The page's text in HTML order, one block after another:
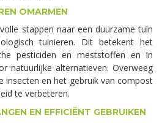
OMARMEN
stappen naar een duurzame tuin
tuinieren. Dit betekent het
pesticiden en meststoffen en in
natuurlijke alternatieven. Overweeg
insecten en het gebruik van compost
te verbeteren.
EN EFFICIËNT GEBRUIKEN